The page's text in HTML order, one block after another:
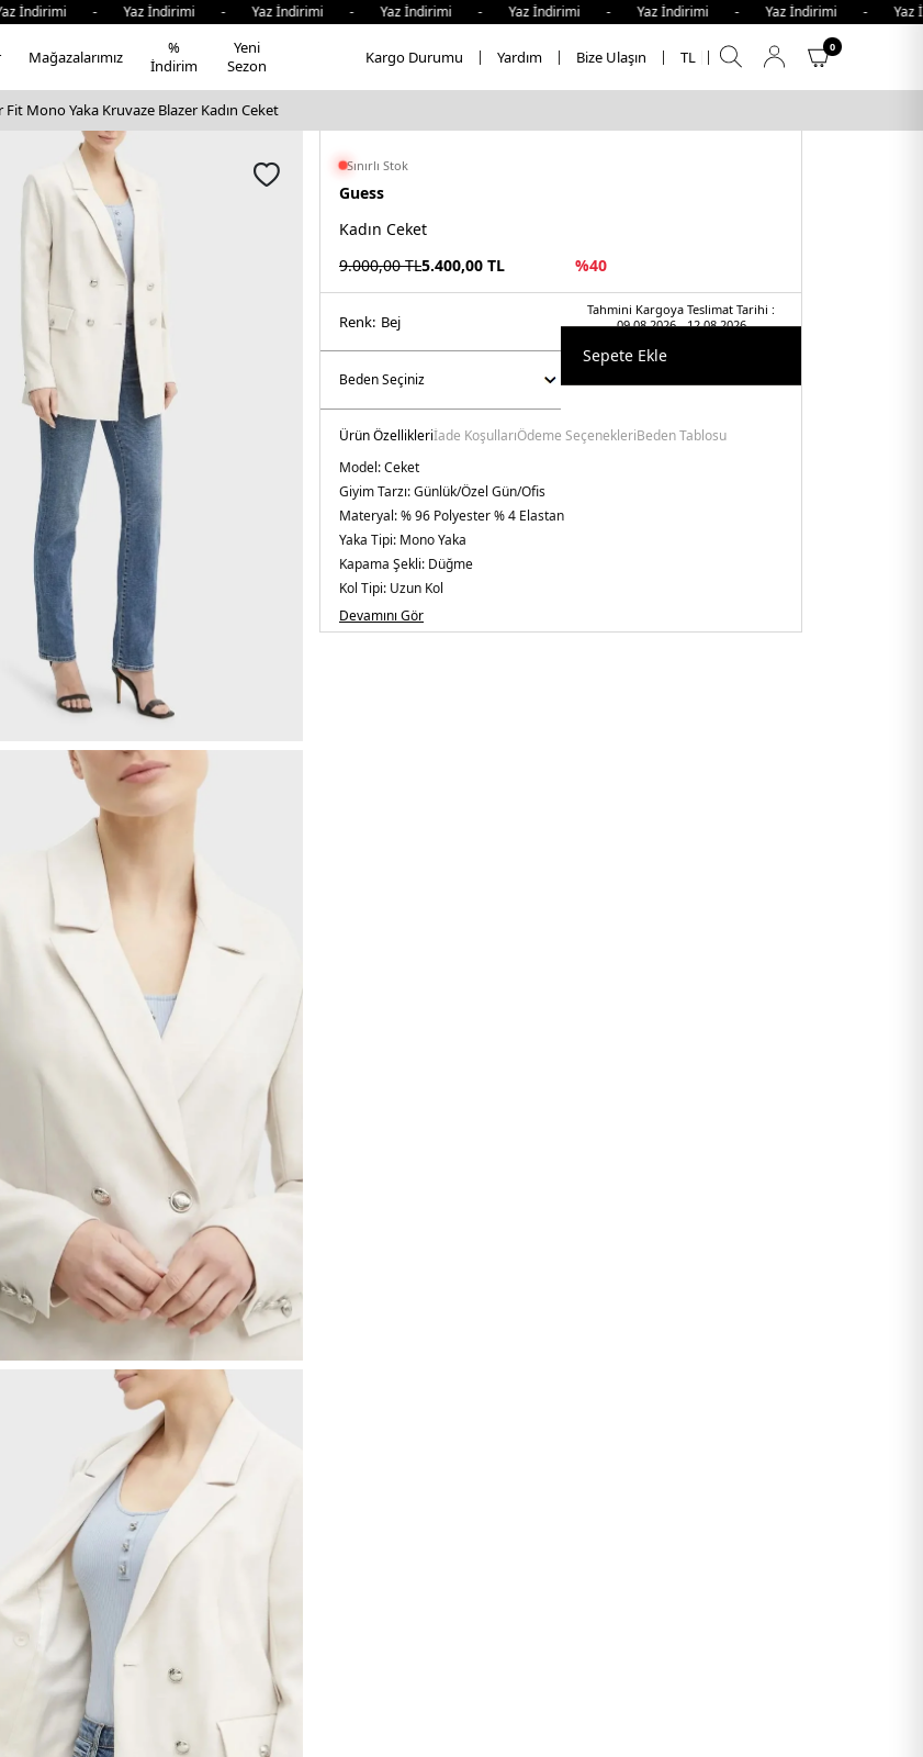
- Yaz İndirimi - Yaz İndirimi - Yaz İndirimi - Yaz İndirimi - Yaz İndirimi - Yaz İndirimi -
Mağazalarımız
%
İndirim
Yeni
Sezon
Kargo Durumu Yardım Bize Ulaşın TL
0
Mono Yaka Kruvaze Blazer Kadın Ceket
Sınırlı Stok
Guess
Kadın Ceket
9.000,00TL5.400,00 TL %40
Tahmini Kargoya Teslimat Tarihi :
09.08.2026 - 12.08.2026
Renk: bej
Sepete Ekle
Ürün Özellikleriİade KoşullarıÖdeme SeçenekleriBeden Tablosu
Model:Ceket
Giyim Tarzı:Günlük/Özel Gün/Ofis
Materyal:% 96 Polyester % 4 Elastan
Yaka Tipi: Mono Yaka
Kapama Şekli: Düğme
Kol Tipi: Uzun Kol
Cep:Cepli
Kalıp Bilgisi:Regular Fit
Devamını Gör